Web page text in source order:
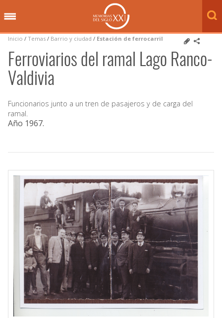
Inicio / Temas / Barrio y ciudad / Estación de ferrocarril
Ferroviarios del ramal Lago Ranco-
Valdivia
Funcionarios junto a un tren de pasajeros y de carga del
ramal.
Año 1967.